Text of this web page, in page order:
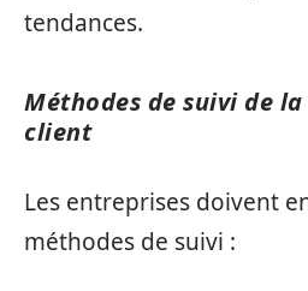
tendances.
Méthodes de suivi de
client
Les entreprises doivent
méthodes de suivi :